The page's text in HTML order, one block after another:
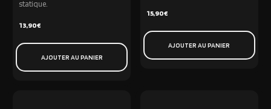
statique.
13,90€
AJOUTER AU PANIER
15,90€
AJOUTER AU PANIER